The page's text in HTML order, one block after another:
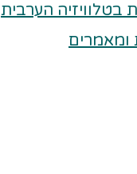
בטלוויזיה הערבית
ומאמרים